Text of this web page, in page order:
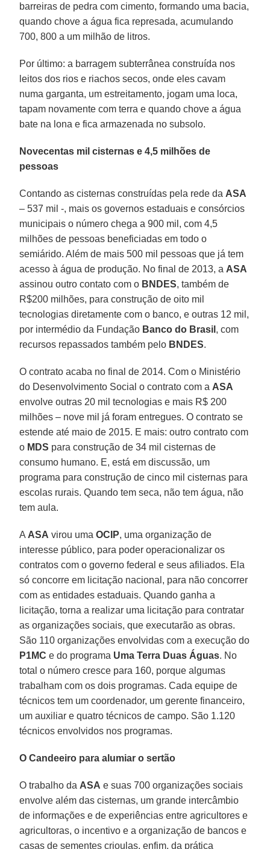
barreiras de pedra com cimento, formando uma bacia,
quando chove a água fica represada, acumulando
700, 800 a um milhão de litros.
Por último: a barragem subterrânea construída nos
leitos dos rios e riachos secos, onde eles cavam
numa garganta, um estreitamento, jogam uma loca,
tapam novamente com terra e quando chove a água
bate na lona e fica armazenada no subsolo.
Novecentas mil cisternas e 4,5 milhões de
pessoas
Contando as cisternas construídas pela rede da ASA
– 537 mil -, mais os governos estaduais e consórcios
municipais o número chega a 900 mil, com 4,5
milhões de pessoas beneficiadas em todo o
semiárido. Além de mais 500 mil pessoas que já tem
acesso à água de produção. No final de 2013, a ASA
assinou outro contato com o BNDES, também de
R$200 milhões, para construção de oito mil
tecnologias diretamente com o banco, e outras 12 mil,
por intermédio da Fundação Banco do Brasil , com
recursos repassados também pelo BNDES.
O contrato acaba no final de 2014. Com o Ministério
do Desenvolvimento Social o contrato com a ASA
envolve outras 20 mil tecnologias e mais R$ 200
milhões – nove mil já foram entregues. O contrato se
estende até maio de 2015. E mais: outro contrato com
o MDS para construção de 34 mil cisternas de
consumo humano. E, está em discussão, um
programa para construção de cinco mil cisternas para
escolas rurais. Quando tem seca, não tem água, não
tem aula.
A ASA virou umaOCIP, uma organização de
interesse público, para poder operacionalizar os
contratos com o governo federal e seus afiliados. Ela
só concorre em licitação nacional, para não concorrer
com as entidades estaduais. Quando ganha a
licitação, torna a realizar uma licitação para contratar
as organizações sociais, que executarão as obras.
São 110 organizações envolvidas com a execução do
P1MC e do programa Uma Terra Duas Águas. No
total o número cresce para 160, porque algumas
trabalham com os dois programas. Cada equipe de
técnicos tem um coordenador, um gerente financeiro,
um auxiliar e quatro técnicos de campo. São 1.120
técnicos envolvidos nos programas.
O Candeeiro para alumiar o sertão
O trabalho da ASA e suas 700 organizações sociais
envolve além das cisternas, um grande intercâmbio
de informações e de experiências entre agricultores e
agricultoras, o incentivo e a organização de bancos e
casas de sementes crioulas, enfim, da prática